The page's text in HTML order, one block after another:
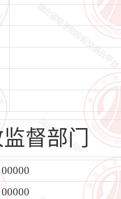
督部门
00000
00000